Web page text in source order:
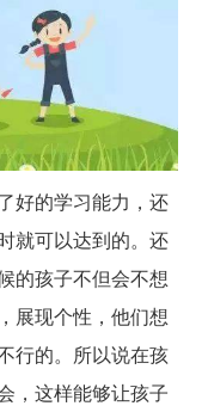
好的学习能力，还
就可以达到的。还
的孩子不但会不想
展现个性，他们想
行的。所以说在孩
，这样能够让孩子